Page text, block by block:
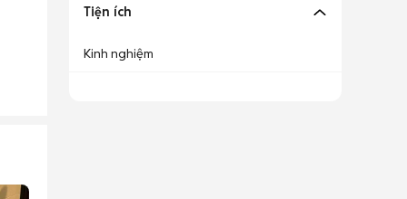
Tiện ích
Kinh nghiệm